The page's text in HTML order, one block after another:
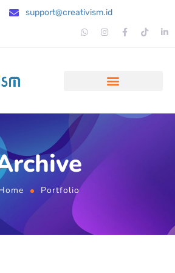
support@creativism.id
Portfolio